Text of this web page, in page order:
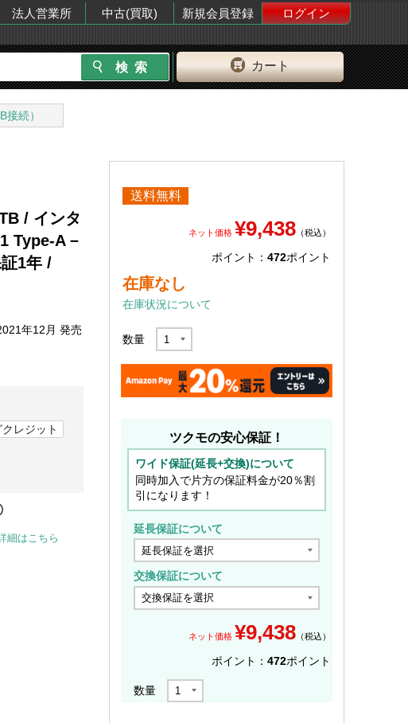
法人営業所 中古(買取) 新規会員登録
ログイン
カート
続）
/ インタ
Type-A－
1年 /
年12月 発売
レジット
細はこちら
送料無料
ネット価格 ¥9,438 （税込）
ポイント： 472ポイント
在庫なし
在庫状況について
数量
ツクモの安心保証！
ワイド保証(延長+交換)について
同時加入で片方の保証料金が20％割
引になります！
延長保証について
交換保証について
ネット価格 ¥9,438 （税込）
ポイント： 472ポイント
数量